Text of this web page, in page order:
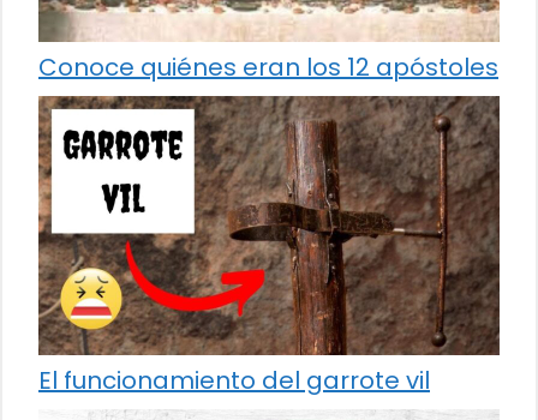
Conoce quiénes eran los 12 apóstoles
El funcionamiento del garrote vil